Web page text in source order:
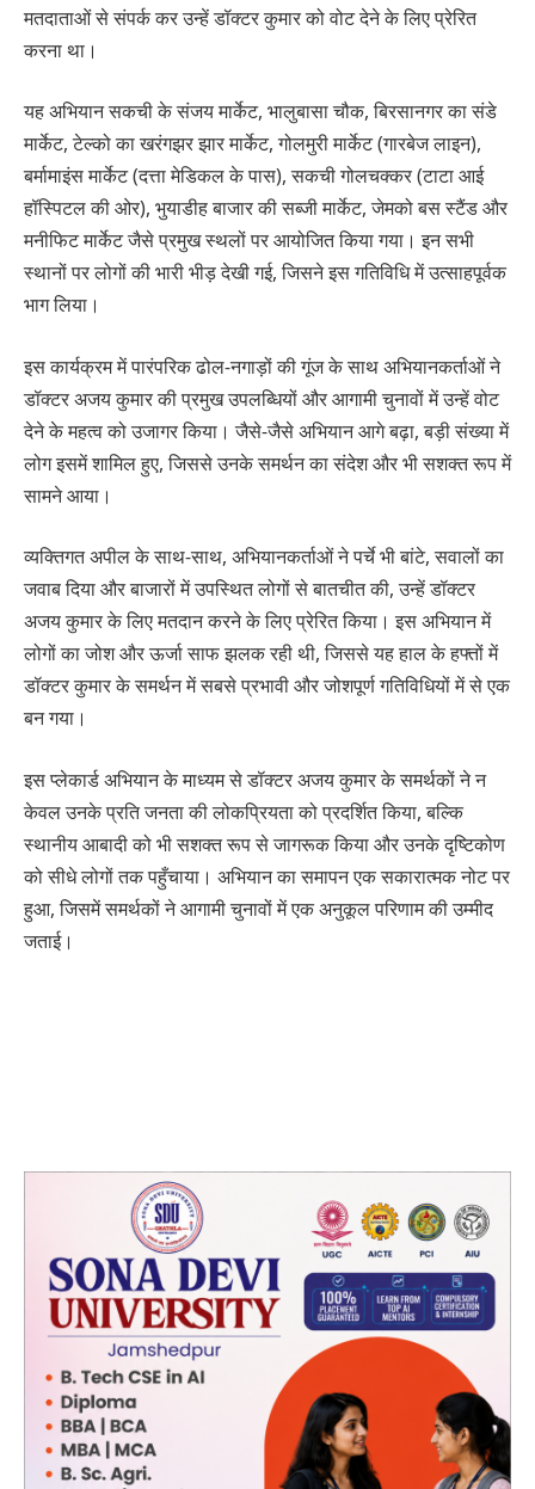
मतदाताओं से संपर्क कर उन्हें डॉक्टर कुमार को वोट देने के लिए प्रेरित
करना था।
यह अभियान सकची के संजय मार्केट, भालुबासा चौक, बिरसानगर का संडे
मार्केट, टेल्को का खरंगझर झार मार्केट, गोलमुरी मार्केट (गारबेज लाइन),
बर्मामाइंस मार्केट (दत्ता मेडिकल के पास), सकची गोलचक्कर (टाटा आई
हॉस्पिटल की ओर), भुयाडीह बाजार की सब्जी मार्केट, जेमको बस स्टैंड और
मनीफिट मार्केट जैसे प्रमुख स्थलों पर आयोजित किया गया। इन सभी
स्थानों पर लोगों की भारी भीड़ देखी गई, जिसने इस गतिविधि में उत्साहपूर्वक
भाग लिया।
इस कार्यक्रम में पारंपरिक ढोल-नगाड़ों की गूंज के साथ अभियानकर्ताओं ने
डॉक्टर अजय कुमार की प्रमुख उपलब्धियों और आगामी चुनावों में उन्हें वोट
देने के महत्व को उजागर किया। जैसे-जैसे अभियान आगे बढ़ा, बड़ी संख्या में
लोग इसमें शामिल हुए, जिससे उनके समर्थन का संदेश और भी सशक्त रूप में
सामने आया।
व्यक्तिगत अपील के साथ-साथ, अभियानकर्ताओं ने पर्चे भी बांटे, सवालों का
जवाब दिया और बाजारों में उपस्थित लोगों से बातचीत की, उन्हें डॉक्टर
अजय कुमार के लिए मतदान करने के लिए प्रेरित किया। इस अभियान में
लोगों का जोश और ऊर्जा साफ झलक रही थी, जिससे यह हाल के हफ्तों में
डॉक्टर कुमार के समर्थन में सबसे प्रभावी और जोशपूर्ण गतिविधियों में से एक
बन गया।
इस प्लेकार्ड अभियान के माध्यम से डॉक्टर अजय कुमार के समर्थकों ने न
केवल उनके प्रति जनता की लोकप्रियता को प्रदर्शित किया, बल्कि
स्थानीय आबादी को भी सशक्त रूप से जागरूक किया और उनके दृष्टिकोण
को सीधे लोगों तक पहुँचाया। अभियान का समापन एक सकारात्मक नोट पर
हुआ, जिसमें समर्थकों ने आगामी चुनावों में एक अनुकूल परिणाम की उम्मीद
जताई।